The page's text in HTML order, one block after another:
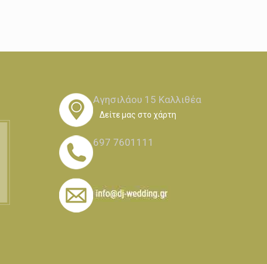
Αγησιλάου 15 Καλλιθέα
Δείτε μας στο χάρτη
697 7601111